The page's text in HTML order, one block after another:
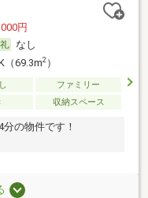
円
なし
（69.3m2）
ファミリー
収納スペース
の物件です！